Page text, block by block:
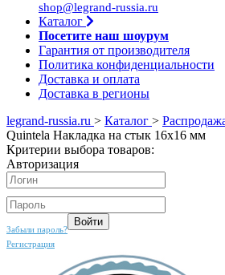
shop@legrand-russia.ru
Каталог
Посетите наш шоурум
Гарантия от производителя
Политика конфиденциальности
Доставка и оплата
Доставка в регионы
legrand-russia.ru > Каталог >
Quintela Накладка на стык 16x16 мм
Критерии выбора товаров:
Авторизация
Забыли пароль?
Регистрация